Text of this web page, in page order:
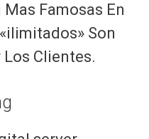
Famosas En
Son
Los Clientes.